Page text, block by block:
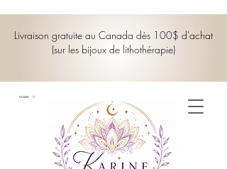
PANIER
Livraison gratuite au Canada dès 100$ d'achat
(sur les bijoux de lithothérapie)